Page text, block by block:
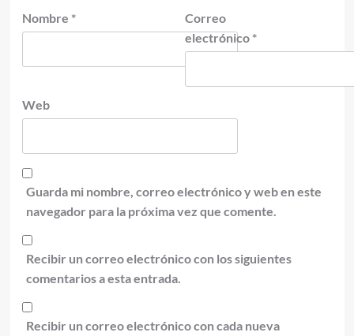
Nombre *
Correo
electrónico *
Web
Guarda mi nombre, correo electrónico y web en este
navegador para la próxima vez que comente.
Recibir un correo electrónico con los siguientes
comentarios a esta entrada.
Recibir un correo electrónico con cada nueva